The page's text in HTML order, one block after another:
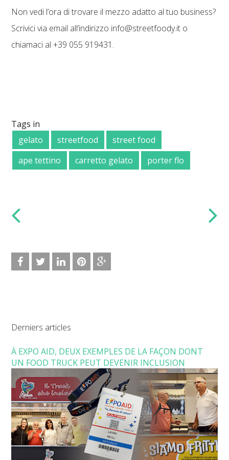
Non vedi l’ora di trovare il mezzo adatto al tuo business?
Scrivici via email all’indirizzo info@streetfoody.it o
chiamaci al +39 055 919431.
Tags in
gelato
streetfood
street food
ape tettino
carretto gelato porter flo
Derniers articles
À EXPO AID, DEUX EXEMPLES DE LA FAÇON DONT
UN FOOD TRUCK PEUT DEVENIR INCLUSION